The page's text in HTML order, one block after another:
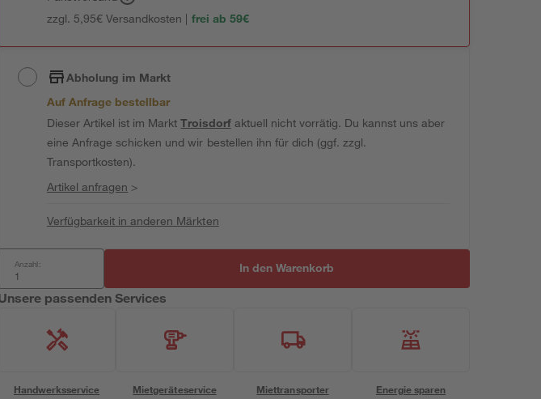
zzgl. 5,95€ Versandkosten | frei ab 59€
Abholung im Markt
Auf Anfrage bestellbar
Dieser Artikel ist im MarktTroisdorfaktuell nicht vorrätig. Du kannst uns aber
eine Anfrage schicken und wir bestellen ihn für dich (ggf. zzgl.
Transportkosten).
Artikel anfragen >
Verfügbarkeit in anderen Märkten
Anzahl: In den Warenkorb
passenden Services
Handwerksservice Mietgeräteservice Miettransporter Energie sparen